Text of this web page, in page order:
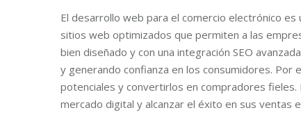
El desarrollo web para el comercio electrónico
sitios web optimizados que permiten a las
bien diseñado y con una integración SEO
y generando confianza en los consumidores. Por
potenciales y convertirlos en compradores
mercado digital y alcanzar el éxito en sus ventas